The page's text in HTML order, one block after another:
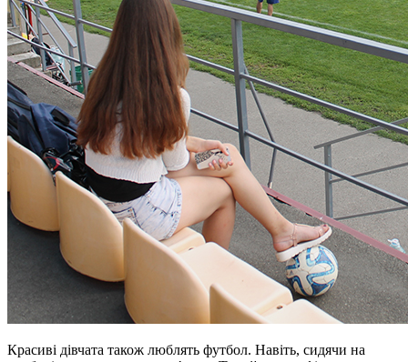
Красиві дівчата також люблять футбол. Навіть, сидячи на